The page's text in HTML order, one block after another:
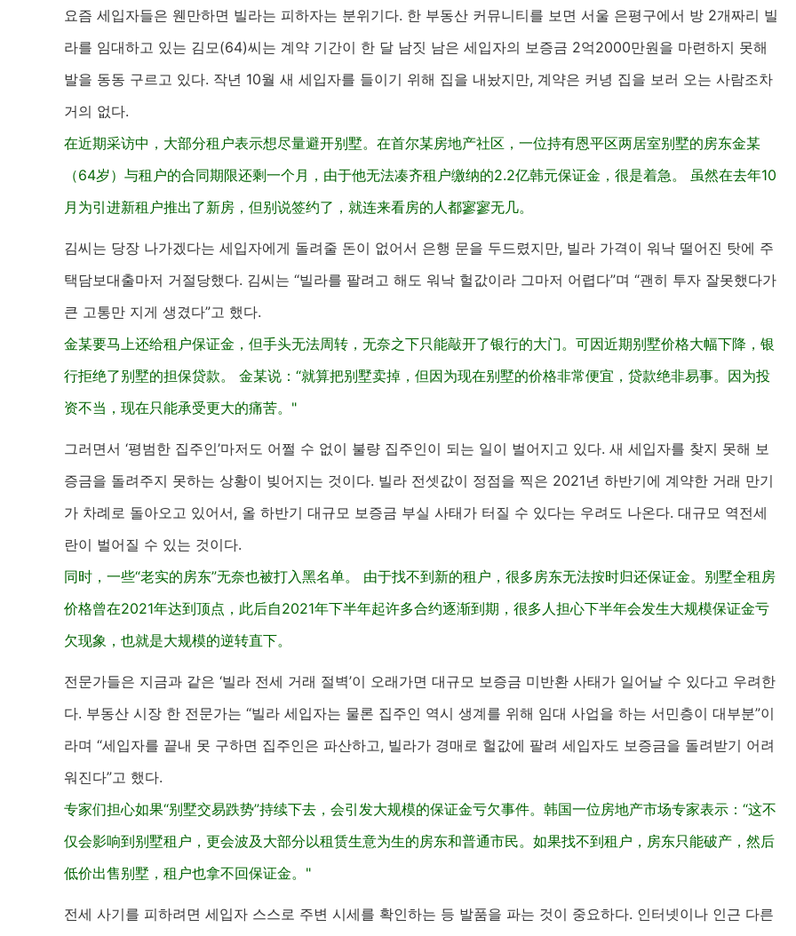
요즘 세입자들은 웬만하면 빌라는 피하자는 분위기다. 한 부동산 커뮤니티를 보면 서울 은평구에서 방 2개짜리 빌
라를 임대하고 있는 김모(64)씨는 계약 기간이 한 달 남짓 남은 세입자의 보증금 2억2000만원을 마련하지 못해
발을 동동 구르고 있다. 작년 10월 새 세입자를 들이기 위해 집을 내놨지만, 계약은 커녕 집을 보러 오는 사람조차
거의 없다.
在近期采访中，大部分租户表示想尽量避开别墅。在首尔某房地产社区，一位持有恩平区两居室别墅的房东金某
（64岁）与租户的合同期限还剩一个月，由于他无法凑齐租户缴纳的2.2亿韩元保证金，很是着急。 虽然在去年10
月为引进新租户推出了新房，但别说签约了，就连来看房的人都寥寥无几。
김씨는 당장 나가겠다는 세입자에게 돌려줄 돈이 없어서 은행 문을 두드렸지만, 빌라 가격이 워낙 떨어진 탓에 주
택담보대출마저 거절당했다. 김씨는 “빌라를 팔려고 해도 워낙 헐값이라 그마저 어렵다”며 “괜히 투자 잘못했다가
큰 고통만 지게 생겼다”고 했다.
金某要马上还给租户保证金，但手头无法周转，无奈之下只能敲开了银行的大门。可因近期别墅价格大幅下降，银
行拒绝了别墅的担保贷款。 金某说：“就算把别墅卖掉，但因为现在别墅的价格非常便宜，贷款绝非易事。因为投
资不当，现在只能承受更大的痛苦。"
그러면서 ‘평범한 집주인’마저도 어쩔 수 없이 불량 집주인이 되는 일이 벌어지고 있다. 새 세입자를 찾지 못해 보
증금을 돌려주지 못하는 상황이 빚어지는 것이다. 빌라 전셋값이 정점을 찍은 2021년 하반기에 계약한 거래 만기
가 차례로 돌아오고 있어서, 올 하반기 대규모 보증금 부실 사태가 터질 수 있다는 우려도 나온다. 대규모 역전세
란이 벌어질 수 있는 것이다.
同时，一些“老实的房东”无奈也被打入黑名单。 由于找不到新的租户，很多房东无法按时归还保证金。别墅全租房
价格曾在2021年达到顶点，此后自2021年下半年起许多合约逐渐到期，很多人担心下半年会发生大规模保证金亏
欠现象，也就是大规模的逆转直下。
전문가들은 지금과 같은 ‘빌라 전세 거래 절벽’이 오래가면 대규모 보증금 미반환 사태가 일어날 수 있다고 우려한
다. 부동산 시장 한 전문가는 “빌라 세입자는 물론 집주인 역시 생계를 위해 임대 사업을 하는 서민층이 대부분”이
라며 “세입자를 끝내 못 구하면 집주인은 파산하고, 빌라가 경매로 헐값에 팔려 세입자도 보증금을 돌려받기 어려
워진다”고 했다.
专家们担心如果“别墅交易跌势”持续下去，会引发大规模的保证金亏欠事件。韩国一位房地产市场专家表示：“这不
仅会影响到别墅租户，更会波及大部分以租赁生意为生的房东和普通市民。如果找不到租户，房东只能破产，然后
低价出售别墅，租户也拿不回保证金。"
전세 사기를 피하려면 세입자 스스로 주변 시세를 확인하는 등 발품을 파는 것이 중요하다. 인터넷이나 인근 다른